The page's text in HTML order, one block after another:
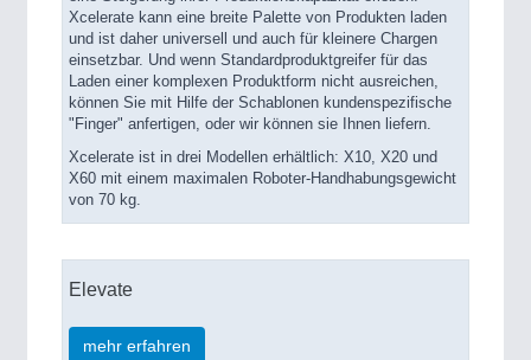
VISION21XX
Cameras & Vision Components
All Industry Categories
AUTOMATION 21XX
FLUID 21XX
MATERIAL HANDLING 21XX
MOTION 21XX
Xcelerate kann eine breite Palette von Produkten laden
und ist daher universell und auch für kleinere Chargen
einsetzbar. Und wenn Standardproduktgreifer für das
Laden einer komplexen Produktform nicht ausreichen,
können Sie mit Hilfe der Schablonen kundenspezifische
"Finger" anfertigen, oder wir können sie Ihnen liefern.
Xcelerate ist in drei Modellen erhältlich: X10, X20 und
X60 mit einem maximalen Roboter-Handhabungsgewicht
von 70 kg.
Elevate
mehr erfahren